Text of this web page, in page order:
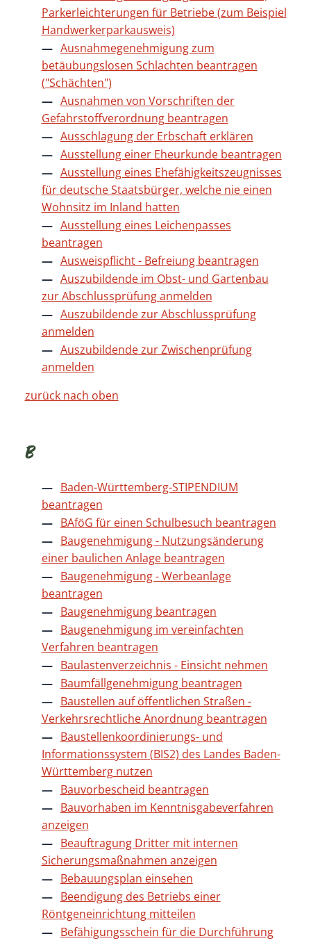
Parkerleichterungen für Betriebe (zum Beispiel
Handwerkerparkausweis)
Ausnahmegenehmigung zum
betäubungslosen Schlachten beantragen
("Schächten")
Ausnahmen von Vorschriften der
Gefahrstoffverordnung beantragen
Ausschlagung der Erbschaft erklären
Ausstellung einer Eheurkunde beantragen
Ausstellung eines Ehefähigkeitszeugnisses
für deutsche Staatsbürger, welche nie einen
Wohnsitz im Inland hatten
Ausstellung eines Leichenpasses
beantragen
Ausweispflicht - Befreiung beantragen
Auszubildende im Obst- und Gartenbau
zur Abschlussprüfung anmelden
Auszubildende zur Abschlussprüfung
anmelden
Auszubildende zur Zwischenprüfung
anmelden
zurück nach oben
B
Baden-Württemberg-STIPENDIUM
beantragen
BAföG für einen Schulbesuch beantragen
Baugenehmigung - Nutzungsänderung
einer baulichen Anlage beantragen
Baugenehmigung - Werbeanlage
beantragen
Baugenehmigung beantragen
Baugenehmigung im vereinfachten
Verfahren beantragen
Baulastenverzeichnis - Einsicht nehmen
Baumfällgenehmigung beantragen
Baustellen auf öffentlichen Straßen -
Verkehrsrechtliche Anordnung beantragen
Baustellenkoordinierungs- und
Informationssystem (BIS2) des Landes Baden-
Württemberg nutzen
Bauvorbescheid beantragen
Bauvorhaben im Kenntnisgabeverfahren
anzeigen
Beauftragung Dritter mit internen
Sicherungsmaßnahmen anzeigen
Bebauungsplan einsehen
Beendigung des Betriebs einer
Röntgeneinrichtung mitteilen
Befähigungsschein für die Durchführung